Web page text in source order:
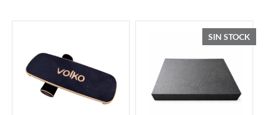
SIN STOCK